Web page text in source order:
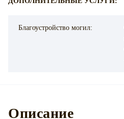
Благоустройство могил:
Описание